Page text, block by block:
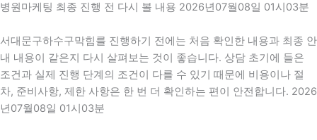
병원마케팅 최종 진행 전 다시 볼 내용 2026년07월08일 01시03분
서대문구하수구막힘를 진행하기 전에는 처음 확인한 내용과 최종 안
내 내용이 같은지 다시 살펴보는 것이 좋습니다. 상담 초기에 들은
조건과 실제 진행 단계의 조건이 다를 수 있기 때문에 비용이나 절
차, 준비사항, 제한 사항은 한 번 더 확인하는 편이 안전합니다. 2026
년07월08일 01시03분